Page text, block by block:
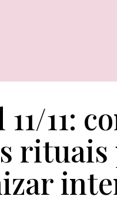
11:
rituais